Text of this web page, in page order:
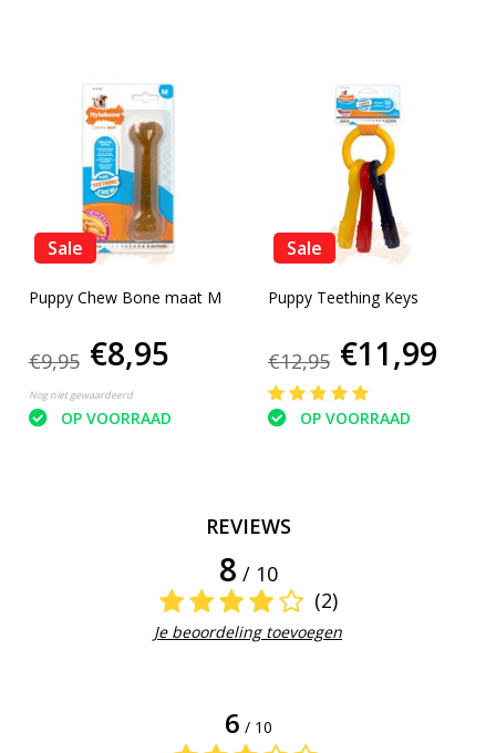
Sale
Puppy Chew Bone maat M
€9,95 €8,95
Nog niet gewaardeerd
OP VOORRAAD
Sale
Puppy Teething Keys
€12,95 €11,99
OP VOORRAAD
REVIEWS
8 / 10
(2)
Je beoordeling toevoegen
6 / 10